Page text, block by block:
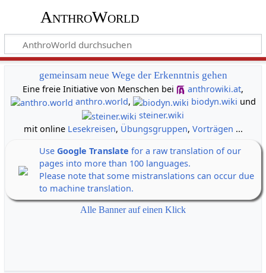
AnthroWorld
gemeinsam neue Wege der Erkenntnis gehen
Eine freie Initiative von Menschen bei
anthrowiki.at,
anthro.world, biodyn.wiki und
steiner.wiki
mit online Lesekreisen, Übungsgruppen, Vorträgen ...
Use Google Translate for a raw translation of our
pages into more than 100 languages.
Please note that some mistranslations can occur due
to machine translation.
Alle Banner auf einen Klick